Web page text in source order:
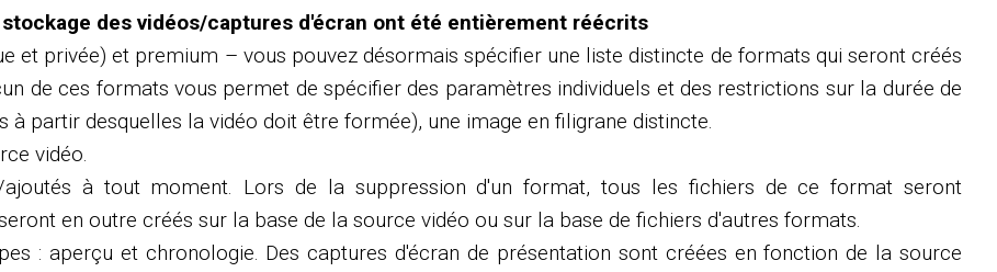
des vidéos/captures d'écran ont été entièrement réécrits
et privée) et premium – vous pouvez désormais spécifier une liste distincte de formats qui seront créés
de ces formats vous permet de spécifier des paramètres individuels et des restrictions sur la durée de
à partir desquelles la vidéo doit être formée), une image en filigrane distincte.
vidéo.
à tout moment. Lors de la suppression d'un format, tous les fichiers de ce format seront
en outre créés sur la base de la source vidéo ou sur la base de fichiers d'autres formats.
: aperçu et chronologie. Des captures d'écran de présentation sont créées en fonction de la source